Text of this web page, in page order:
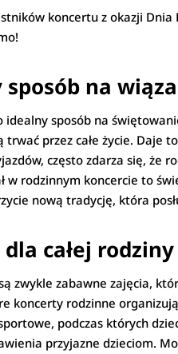
koncertu z okazji
sposób na
sposób na
przez całe życie. Daje
często zdarza się, że
w rodzinnym koncercie to
nową tradycję, która
całej rodziny
zwykle zabawne zajęcia,
koncerty rodzinne
podczas których
przyjazne dzieciom.